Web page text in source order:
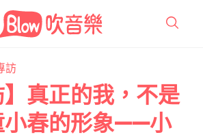
訪
】真正的我，不是
小春的形象——小